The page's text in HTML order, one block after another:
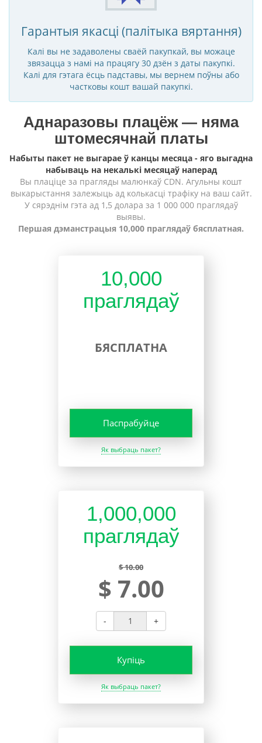
Гарантыя якасці (палітыка вяртання)
Калі вы не задаволены сваёй пакупкай, вы можаце
звязацца з намі на працягу 30 дзён з даты пакупкі.
Калі для гэтага ёсць падставы, мы вернем поўны або
частковы кошт вашай пакупкі.
Аднаразовы плацёж — няма
штомесячнай платы
Набыты пакет не выгарае ў канцы месяца - яго выгадна
набываць на некалькі месяцаў наперад
Вы плаціце за прагляды малюнкаў CDN. Агульны кошт
выкарыстання залежыць ад колькасці трафіку на ваш сайт.
У сярэднім гэта ад 1,5 долара за 1 000 000 праглядаў
выявы.
Першая дэманстрацыя 10,000 праглядаў бясплатная.
10,000
праглядаў
БЯСПЛАТНА
Паспрабуйце
Як выбраць пакет?
1,000,000
праглядаў
$ 10.00
$ 7.00
- +
Купіць
Як выбраць пакет?